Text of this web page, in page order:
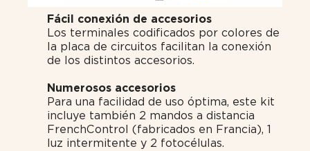
Fácil conexión de accesorios
Los terminales codificados por colores de
la placa de circuitos facilitan la conexión
de los distintos accesorios.
Numerosos accesorios
Para una facilidad de uso óptima, este kit
incluye también 2 mandos a distancia
FrenchControl (fabricados en Francia), 1
luz intermitente y 2 fotocélulas.